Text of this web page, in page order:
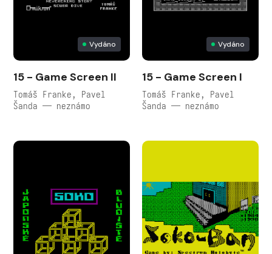
Vydáno
15 - Game Screen II
Tomáš Franke, Pavel
Šanda — neznámo
Vydáno
15 - Game Screen I
Tomáš Franke, Pavel
Šanda — neznámo